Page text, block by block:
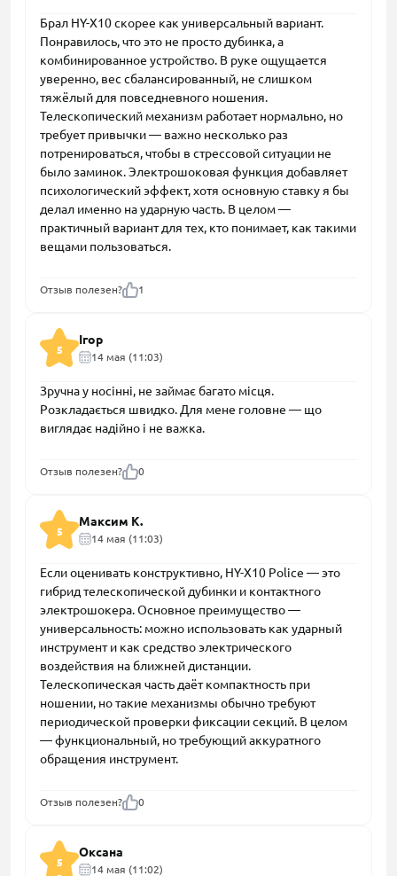
Брал HY-X10 скорее как универсальный вариант.
Понравилось, что это не просто дубинка, а
комбинированное устройство. В руке ощущается
уверенно, вес сбалансированный, не слишком
тяжёлый для повседневного ношения.
Телескопический механизм работает нормально, но
требует привычки — важно несколько раз
потренироваться, чтобы в стрессовой ситуации не
было заминок. Электрошоковая функция добавляет
психологический эффект, хотя основную ставку я бы
делал именно на ударную часть. В целом —
практичный вариант для тех, кто понимает, как такими
вещами пользоваться.
Отзыв полезен? 1
5
Ігор
14 мая (11:03)
Зручна у носінні, не займає багато місця.
Розкладається швидко. Для мене головне — що
виглядає надійно і не важка.
Отзыв полезен? 0
5
Максим К.
14 мая (11:03)
Если оценивать конструктивно, HY-X10 Police — это
гибрид телескопической дубинки и контактного
электрошокера. Основное преимущество —
универсальность: можно использовать как ударный
инструмент и как средство электрического
воздействия на ближней дистанции.
Телескопическая часть даёт компактность при
ношении, но такие механизмы обычно требуют
периодической проверки фиксации секций. В целом
— функциональный, но требующий аккуратного
обращения инструмент.
Отзыв полезен? 0
5
Оксана
14 мая (11:02)